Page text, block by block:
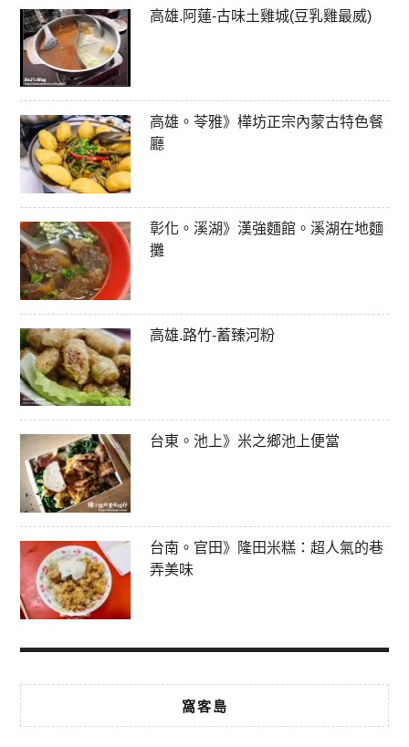
高雄.阿蓮-古味土雞城(豆乳雞最威)
高雄。苓雅》樺坊正宗內蒙古特色餐
廳
彰化。溪湖》漢強麵館。溪湖在地麵
攤
高雄.路竹-蓄臻河粉
台東。池上》米之鄉池上便當
台南。官田》隆田米糕：超人氣的巷
弄美味
窩客島